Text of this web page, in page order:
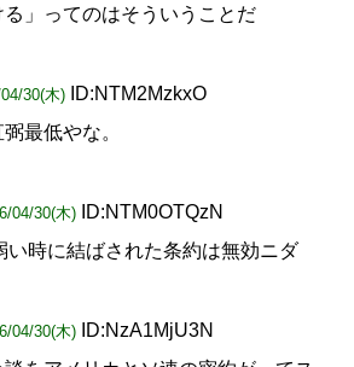
る」ってのはそういうことだ
30(木)
ID:NTM2MzkxO
最低やな。
04/30(木)
ID:NTM0OTQzN
時に結ばされた条約は無効ニダ
04/30(木)
ID:NzA1MjU3N